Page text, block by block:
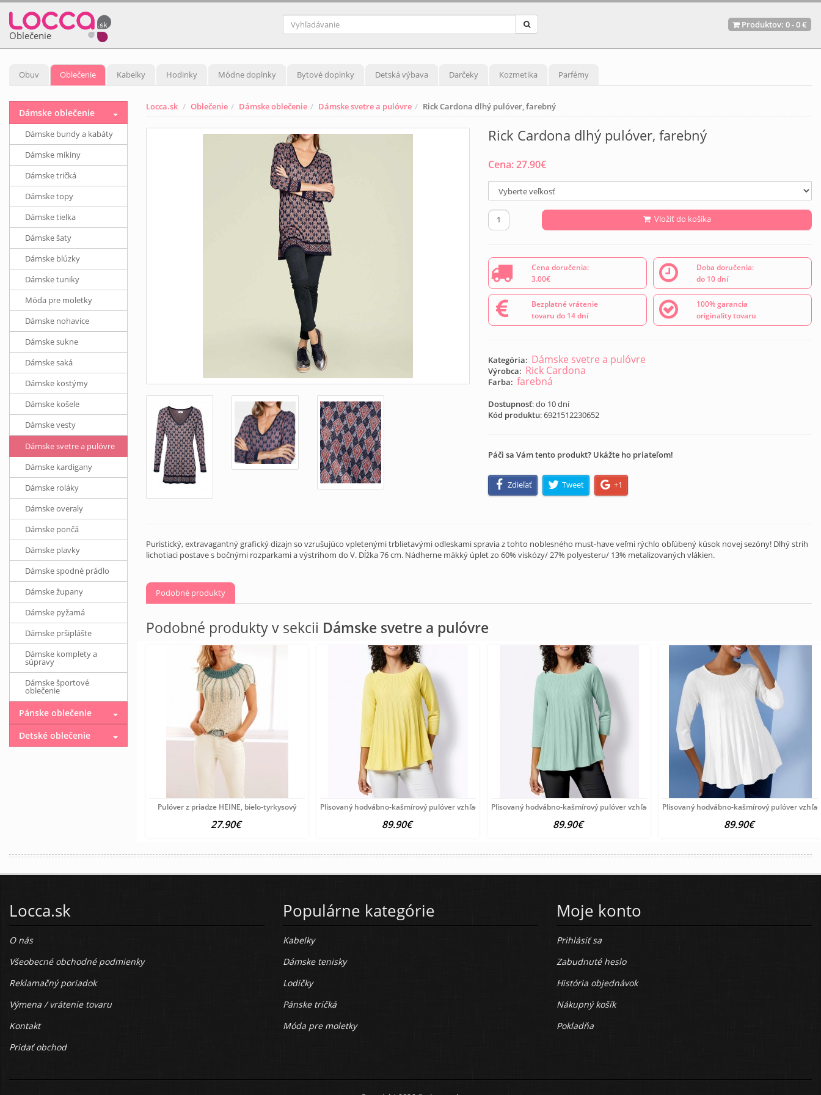
Oblečenie
Produktov: 0-0 €
Obuv Oblečenie Kabelky Hodinky Módne doplnky Bytové doplnky Detská výbava Darčeky Kozmetika Parfémy
Locca.sk Oblečenie Dámske oblečenie Dámske svetre a pulóvre Rick Cardona dlhý pulóver, farebný
Rick Cardona dlhý pulóver, farebný
Cena:27.90€
Vložiť do košíka
Cena doručenia:
3.00€
Doba doručenia:
do 10 dní
Bezplatné vrátenie
tovaru do 14 dní
100% garancia
originality tovaru
Kategória: Dámske svetre a pulóvre
Výrobca: Rick Cardona
Farba: farebná
Dostupnosť: do 10 dní
Kód produktu:6921512230652
Páči sa Vám tento produkt? Ukážte ho priateľom!
Zdieľať Tweet +1
Puristický, extravagantný grafický dizajn so vzrušujúco vpletenými trblietavými odleskami spravia z tohto noblesného must-have veľmi rýchlo obľúbený kúsok novej sezóny! Dlhý strih
lichotiaci postave s bočnými rozparkami a výstrihom do V. Dĺžka 76 cm. Nádherne mäkký úplet zo 60% viskózy/ 27% polyesteru/ 13% metalizovaných vlákien.
Podobné produkty
Podobné produkty v sekcii Dámske svetre a pulóvre
Pulóver z priadze HEINE, bielo-tyrkysový
27.90€
Plisovaný hodvábno-kašmírový pulóver vzhľadom Création
89.90€
Plisovaný hodvábno-kašmírový pulóver vzhľadom Création
89.90€
Plisovaný hodvábno-kašmírový pulóver
89.90€
Dámske oblečenie
Dámske bundy a kabáty
Dámske mikiny
Dámske tričká
Dámske topy
Dámske tielka
Dámske šaty
Dámske blúzky
Dámske tuniky
Móda pre moletky
Dámske nohavice
Dámske sukne
Dámske saká
Dámske kostýmy
Dámske košele
Dámske vesty
Dámske svetre a pulóvre
Dámske kardigany
Dámske roláky
Dámske overaly
Dámske pončá
Dámske plavky
Dámske spodné prádlo
Dámske župany
Dámske pyžamá
Dámske pršiplášte
Dámske komplety a
súpravy
Dámske športové
oblečenie
Pánske oblečenie
Detské oblečenie
Locca.sk
O nás
Všeobecné obchodné podmienky
Reklamačný poriadok
Výmena / vrátenie tovaru
Kontakt
Pridať obchod
Populárne kategórie
Kabelky
Dámske tenisky
Lodičky
Pánske tričká
Móda pre moletky
Moje konto
Prihlásiť sa
Zabudnuté heslo
História objednávok
Nákupný košík
Pokladňa